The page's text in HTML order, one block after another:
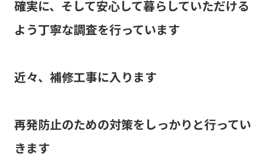
確実に、そして安心して暮らしていただける
よう丁寧な調査を行っています
近々、補修工事に入ります
再発防止のための対策をしっかりと行ってい
きます